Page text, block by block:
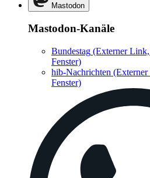
Mastodon
Mastodon-Kanäle
Bundestag (Externer
Fenster)
hib-Nachrichten
Fenster)